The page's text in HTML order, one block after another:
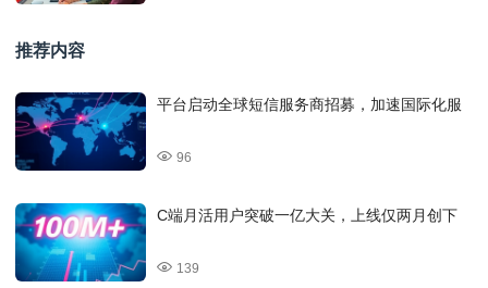
推荐内容
平台启动全球短信服务商招募，加速国际化服
96
C端月活用户突破一亿大关，上线仅两月创下
139